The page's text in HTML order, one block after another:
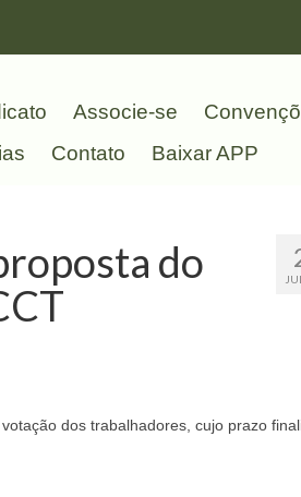
Associe-se
Contato Baixar APP
do
dos trabalhadores, cujo prazo